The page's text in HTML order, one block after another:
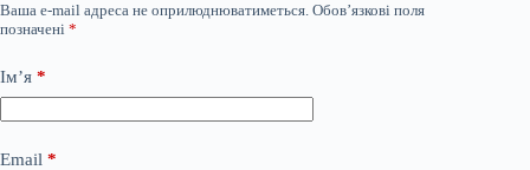
Ваша e-mail адреса не оприлюднюватиметься. Обов’язкові поля
позначені *
Ім’я *
Email *